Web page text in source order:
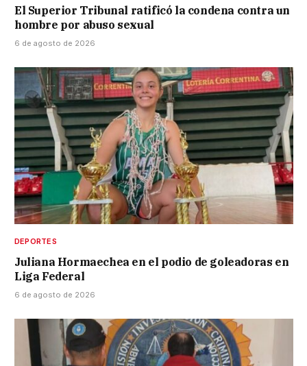
El Superior Tribunal ratificó la condena contra un
hombre por abuso sexual
6 de agosto de 2026
DEPORTES
Juliana Hormaechea en el podio de goleadoras en
Liga Federal
6 de agosto de 2026